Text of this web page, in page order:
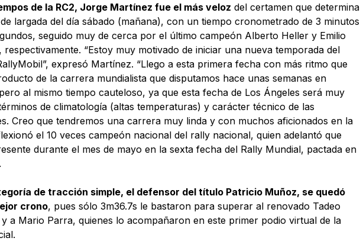
de la RC2, Jorge Martínez fue el más veloz del certamen que determina
largada del día sábado (mañana), con un tiempo cronometrado de 3 minutos
seguido muy de cerca por el último campeón Alberto Heller y Emilio
respectivamente. “Estoy muy motivado de iniciar una nueva temporada del
expresó Martínez. “Llego a esta primera fecha con más ritmo que
de la carrera mundialista que disputamos hace unas semanas en
al mismo tiempo cauteloso, ya que esta fecha de Los Ángeles será muy
de climatología (altas temperaturas) y carácter técnico de las
Creo que tendremos una carrera muy linda y con muchos aficionados en la
el 10 veces campeón nacional del rally nacional, quien adelantó que
durante el mes de mayo en la sexta fecha del Rally Mundial, pactada en
de tracción simple, el defensor del título Patricio Muñoz, se quedó
crono, pues sólo 3m36.7s le bastaron para superar al renovado Tadeo
y a Mario Parra, quienes lo acompañaron en este primer podio virtual de la